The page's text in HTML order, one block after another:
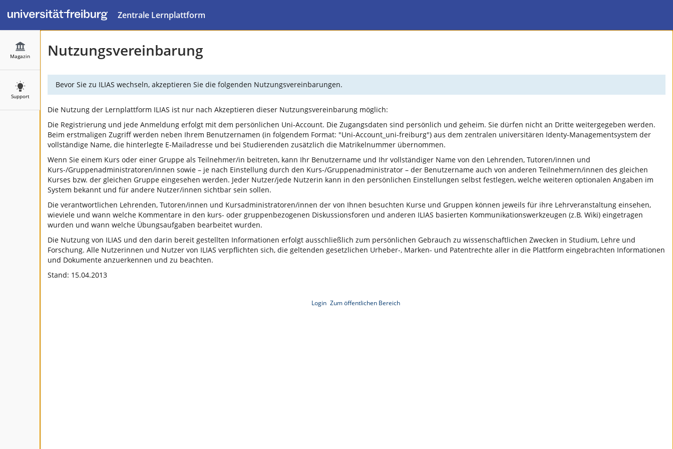
Zentrale Lernplattform
Magazin
Support
Nutzungsvereinbarung
Bevor Sie zu ILIAS wechseln, akzeptieren Sie die folgenden Nutzungsvereinbarungen.
Die Nutzung der Lernplattform ILIAS ist nur nach Akzeptieren dieser Nutzungsvereinbarung möglich:
Die Registrierung und jede Anmeldung erfolgt mit dem persönlichen Uni-Account. Die Zugangsdaten sind persönlich und geheim. Sie dürfen nicht an Dritte weitergegeben werden.
Beim erstmaligen Zugriff werden neben Ihrem Benutzernamen (in folgendem Format: "Uni-Account_uni-freiburg") aus dem zentralen universitären Identy-Managementsystem der
vollständige Name, die hinterlegte E-Mailadresse und bei Studierenden zusätzlich die Matrikelnummer übernommen.
Wenn Sie einem Kurs oder einer Gruppe als Teilnehmer/in beitreten, kann Ihr Benutzername und Ihr vollständiger Name von den Lehrenden, Tutoren/innen und
Kurs-/Gruppenadministratoren/innen sowie – je nach Einstellung durch den Kurs-/Gruppenadministrator – der Benutzername auch von anderen Teilnehmern/innen des gleichen
Kurses bzw. der gleichen Gruppe eingesehen werden. Jeder Nutzer/jede Nutzerin kann in den persönlichen Einstellungen selbst festlegen, welche weiteren optionalen Angaben im
System bekannt und für andere Nutzer/innen sichtbar sein sollen.
Die verantwortlichen Lehrenden, Tutoren/innen und Kursadministratoren/innen der von Ihnen besuchten Kurse und Gruppen können jeweils für ihre Lehrveranstaltung einsehen,
wieviele und wann welche Kommentare in den kurs- oder gruppenbezogenen Diskussionsforen und anderen ILIAS basierten Kommunikationswerkzeugen (z.B. Wiki) eingetragen
wurden und wann welche Übungsaufgaben bearbeitet wurden.
Die Nutzung von ILIAS und den darin bereit gestellten Informationen erfolgt ausschließlich zum persönlichen Gebrauch zu wissenschaftlichen Zwecken in Studium, Lehre und
Forschung. Alle Nutzerinnen und Nutzer von ILIAS verpflichten sich, die geltenden gesetzlichen Urheber-, Marken- und Patentrechte aller in die Plattform eingebrachten Informationen
und Dokumente anzuerkennen und zu beachten.
Stand: 15.04.2013
Login Zum öffentlichen Bereich